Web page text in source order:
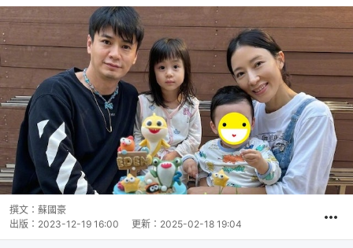
撰文： 蘇國豪
出版： 2023-12-19 16:00 更新： 2025-02-18 19:04